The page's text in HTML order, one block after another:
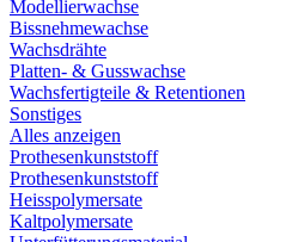
Modellierwachse
Bissnehmewachse
Wachsdrähte
Platten- & Gusswachse
Wachsfertigteile & Retentionen
Sonstiges
Alles anzeigen
Prothesenkunststoff
Prothesenkunststoff
Heisspolymersate
Kaltpolymersate